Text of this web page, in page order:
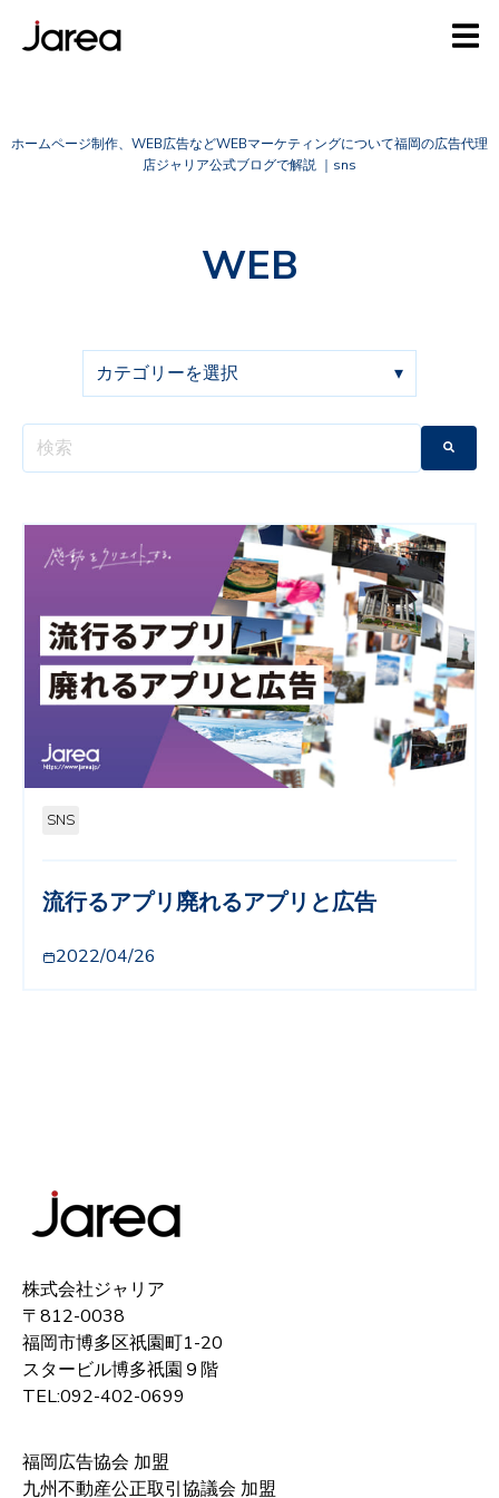
ホームページ制作、WEB広告などWEBマーケティングについて福岡の広告代理
店ジャリア公式ブログで解説 ｜sns
WEB
SNS
流行るアプリ廃れるアプリと広告
2022/04/26
株式会社ジャリア
〒812-0038
福岡市博多区祇園町1-20
スタービル博多祇園９階
TEL:092-402-0699
福岡広告協会 加盟
九州不動産公正取引協議会 加盟